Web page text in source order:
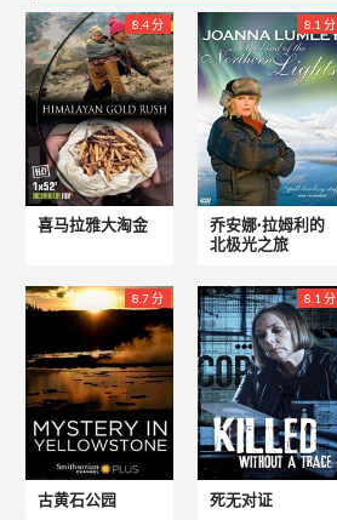
8.4 分
喜马拉雅大淘金
8.1 分
乔安娜·拉姆利的
北极光之旅
8.7 分
古黄石公园
8.1 分
死无对证